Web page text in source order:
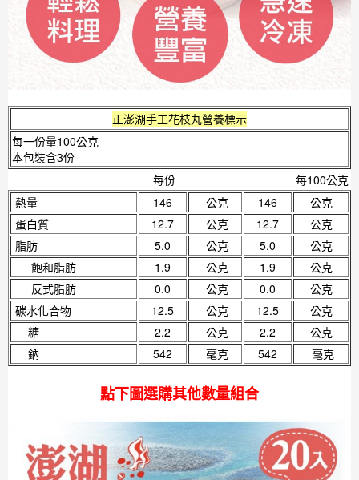
正澎湖手工花枝丸營養標示
每一份量100公克
本包裝含3份
每份
每100公克
熱量
146 公克 146
公克
蛋白質
12.7 公克 12.7
公克
脂肪
5.0 公克 5.0
公克
飽和脂肪
1.9 公克 1.9
公克
反式脂肪
0.0 公克 0.0
公克
碳水化合物
12.5 公克 12.5
公克
糖
2.2 公克 2.2
公克
鈉
542 毫克 542 毫克
點下圖選購其他數量組合